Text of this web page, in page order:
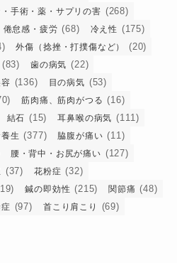
手術・薬・サプリの害 (268)
倦怠感・疲労 (68) 冷え性 (175)
外傷（捻挫・打撲傷など） (20)
(83) 歯の病気 (22)
(136) 目の病気 (53)
筋肉痛、筋肉がつる (16)
結石 (15) 耳鼻喉の病気 (111)
生 (377) 脇腹が痛い (11)
腰・背中・お尻が痛い (127)
(37) 花粉症 (32)
鍼の即効性 (215) 関節痛 (48)
(97) 首こり肩こり (69)